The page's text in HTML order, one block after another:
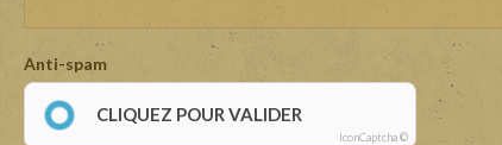
Anti-spam
CLIQUEZ POUR VALIDER
IconCaptcha ©